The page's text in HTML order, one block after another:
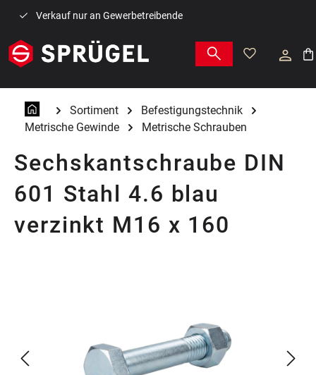
Zum Hauptinhalt springen
Verkauf nur an Gewerbetreibende
Sortiment
Befestigungstechnik
Metrische Gewinde
Metrische Schrauben
Sechskantschraube DIN
601 Stahl 4.6 blau
verzinkt M16 x 160